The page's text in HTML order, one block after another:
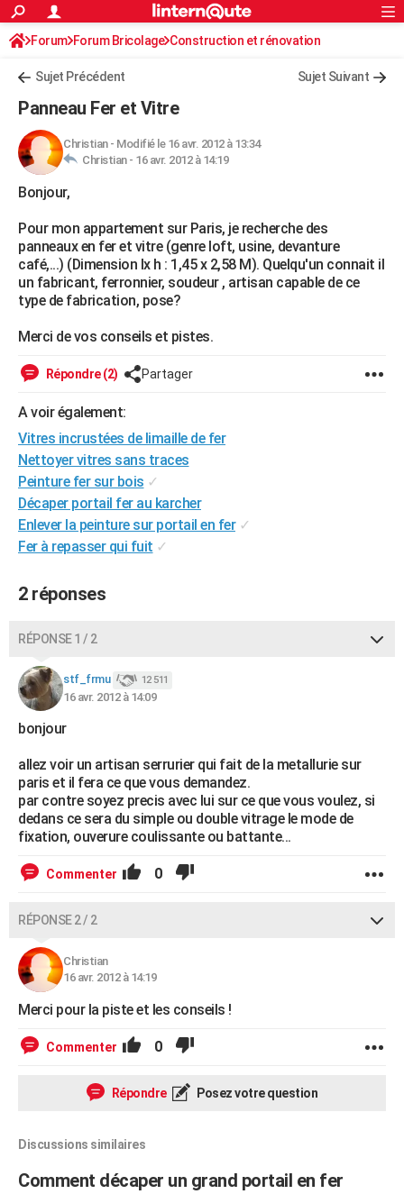
ACTUALITÉS
Politique
Société
Faits Divers
Education
Monde
Villes
+
FINANCE
Retraite
Impôts
Epargne
Immobilier
Risques naturels par ville
Banque
Assurance
Crédit
AUTO
Essais
Réserver un essai
Citadines
Berlines
SUV
Forum auto
+HIGH-TECH
Mobiles
Meilleur smartphone
Internet
Ordinateurs
Jeux vidéo
Guide high-tech
+BRICOLAGE
Forum
Aménagement intérieur
Extérieur
Cuisine
Salle de bains
Jardinage
Rangement
WEEK-END
Guides de France
Escapades
Patrimoine
Expositions
Musées
Week-end nature
Alimentation
Guide de la santé
Maladies
Médicaments
Sommeil
Destinations
City break
Voyage nature
Voyage de noces
Forum
Climat
+
GUIDES D'ACHAT
BONS PLANS
CARTE DE VOEUX
Dictionnaire
Biographies
Citations
Expressions
Proverbes
PROGRAMME TV
COPAINS D'AVANT
S'inscrire
Se connecter
Lycées
Collèges
Primaires
Universités
Entreprises
Service militaire
Avis de recherche
AVIS DE DÉCÈS
Rechercher
S'inscrire
Connexion
Forum Forum Bricolage Construction et rénovation
Sujet Précédent Sujet Suivant
Panneau Fer et Vitre
Christian- Modifié le 16 avr. 2012 à 13:34
Christian - 16 avr. 2012 à 14:19
Bonjour,
Pour mon appartement sur Paris, je recherche des
panneaux en fer et vitre (genre loft, usine, devanture
café,...) (Dimension lx h : 1,45 x 2,58 M). Quelqu'un connait il
un fabricant, ferronnier, soudeur , artisan capable de ce
type de fabrication, pose?
Merci de vos conseils et pistes.
Répondre (2) Partager
A voir également:
Vitres incrustées de limaille de fer
Nettoyer vitres sans traces
Peinture fer sur bois ✓
Décaper portail fer au karcher
Enlever la peinture sur portail en fer ✓
Fer à repasser qui fuit ✓
2 réponses
RÉPONSE 1 / 2
stf_frmu 12 511
16 avr. 2012 à 14:09
bonjour
allez voir un artisan serrurier qui fait de la metallurie sur
paris et il fera ce que vous demandez.
par contre soyez precis avec lui sur ce que vous voulez, si
dedans ce sera du simple ou double vitrage le mode de
fixation, ouverure coulissante ou battante...
Commenter 0
RÉPONSE 2 / 2
Christian
16 avr. 2012 à 14:19
Merci pour la piste et les conseils !
Commenter 0
Répondre Posez votre question
Discussions similaires
Comment décaper un grand portail en fer